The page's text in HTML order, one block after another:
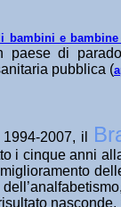
bambini e
paese di
pubblica (
2007, il
i cinque anni